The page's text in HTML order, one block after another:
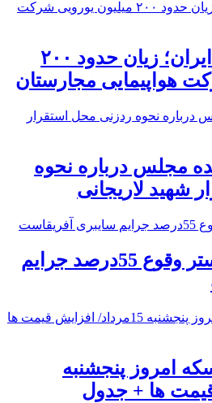
پیامدهای تجاوز به ایران؛ زیان حدود ۲۰۰
هواپیمایی مجارستان
مجلس درباره نحوه
شهید لاریجانی
هوش مصنوعی، بستر وقوع 55درصد جرایم
امروز پنجشنبه